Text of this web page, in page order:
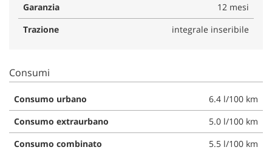
Garanzia
12 mesi
Trazione
integrale inseribile
Consumi
Consumo urbano
6.4 l/100 km
Consumo extraurbano
5.0 l/100 km
Consumo combinato
5.5 l/100 km